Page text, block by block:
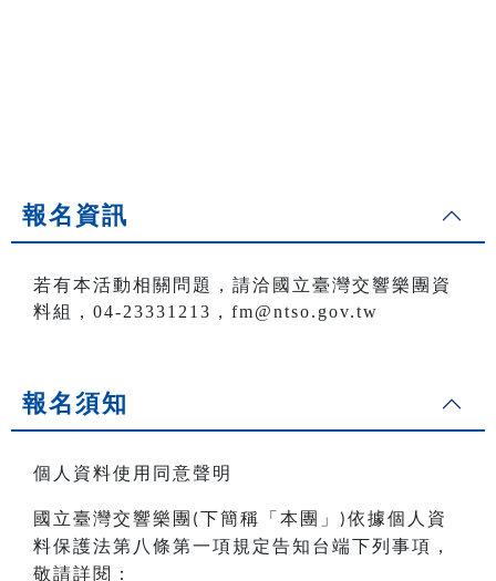
報名資訊
若有本活動相關問題，請洽國立臺灣交響樂團資
料組，04-23331213，fm@ntso.gov.tw
報名須知
個人資料使用同意聲明
國立臺灣交響樂團 (下簡稱「本團」 )依據個人資
料保護法第八條第一項規定告知台端下列事項，
敬請詳閱：